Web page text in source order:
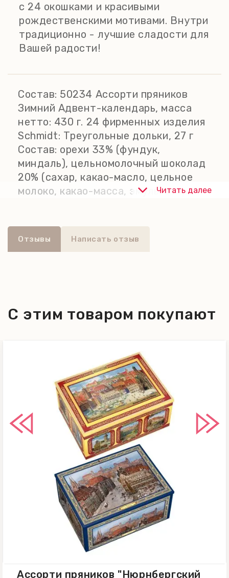
с 24 окошками и красивыми
рождественскими мотивами. Внутри
традиционно - лучшие сладости для
Вашей радости!
Состав: 50234 Ассорти пряников
Зимний Адвент-календарь, масса
нетто: 430 г. 24 фирменных изделия
Schmidt: Треугольные дольки, 27 г
Состав: орехи 33% (фундук,
миндаль), цельномолочный шоколад
20% (сахар, какао-масло, цельное
молоко, какао-масса, эмульгатор:
лимона, глюкозно-фруктозный сироп,
яйцо, карамелизированный сахарный
гидрокарбонат аммония; концентрат
лимонного сока. Может содержать
следы других орехов, кунжута и сои.
Не содержит ГМО. Энергетическая
ценность на 100 г. продукта: 498
ккал / 2077 кДж. Пищевая ценность
на 100 г. продукта: жиры – 30,5 г, из
них насыщенные жирные кислоты –
8 г; углеводы – 43,2 г, из них сахара
– 35,5 г; белки – 9,7 г; соль – 0,33 г.
Пряники в шоколадной глазури, 34 г
Состав: сахар, пшеничная мука,
шоколад (какао-масса, сахар, какао-
масло, эмульгатор: лецитин), орехи
12% (фундук, миндаль, грецкие
Читать далее
Отзывы Написать отзыв
С этим товаром покупают
Ассорти пряников "Нюрнбергский